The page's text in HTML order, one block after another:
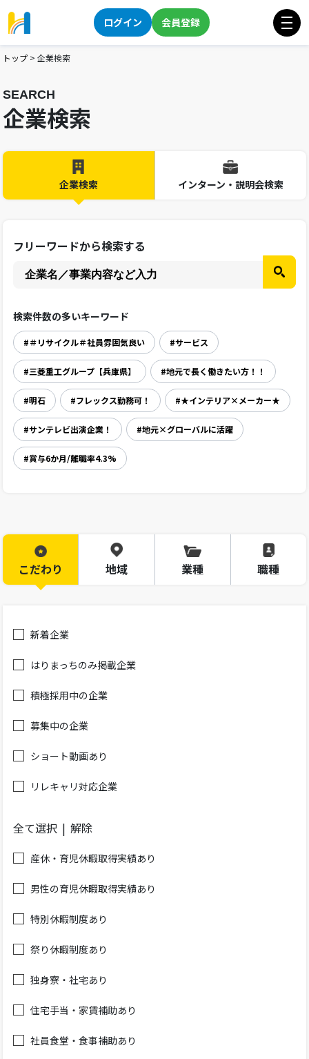
ログイン 会員登録
トップ > 企業検索
SEARCH
企業検索
企業検索 インターン・説明会検索
フリーワードから検索する
検索件数の多いキーワード
#＃リサイクル＃社員雰囲気良い #サービス
#三菱重工グループ【兵庫県】 #地元で長く働きたい方！！
#明石 #フレックス勤務可！ #★インテリア×メーカー★
#サンテレビ出演企業！ #地元×グローバルに活躍
#賞与6か月/離職率4.3%
こだわり 地域 業種 職種
新着企業
はりまっちのみ掲載企業
積極採用中の企業
募集中の企業
ショート動画あり
リレキャリ対応企業
全て選択 解除
産休・育児休暇取得実績あり
男性の育児休暇取得実績あり
特別休暇制度あり
祭り休暇制度あり
独身寮・社宅あり
住宅手当・家賃補助あり
社員食堂・食事補助あり